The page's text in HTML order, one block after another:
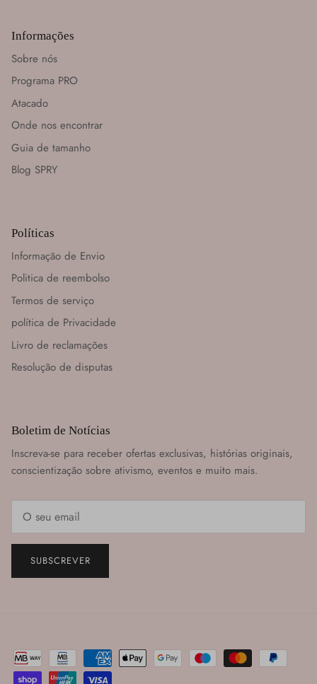
Informações
Sobre nós
Programa PRO
Atacado
Onde nos encontrar
Guia de tamanho
Blog SPRY
Políticas
Informação de Envio
Politica de reembolso
Termos de serviço
política de Privacidade
Livro de reclamações
Resolução de disputas
Boletim de Notícias
Inscreva-se para receber ofertas exclusivas, histórias originais,
conscientização sobre ativismo, eventos e muito mais.
SUBSCREVER